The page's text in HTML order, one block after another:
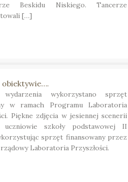
Beskidu Niskiego. Tancerze
[…]
obiektywie….
wydarzenia wykorzystano sprzęt
w ramach Programu Laboratoria
Piękne zdjęcia w jesiennej scenerii
uczniowie szkoły podstawowej II
sprzęt finansowany przez
Laboratoria Przyszłości.